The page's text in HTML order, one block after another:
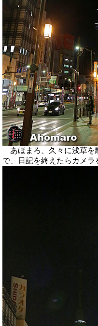
あほまろ、久々に浅草を
で、日記を終えたらカメ